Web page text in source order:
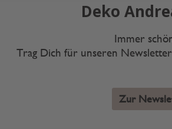
Deko
Immer
Trag Dich für unseren
Zur